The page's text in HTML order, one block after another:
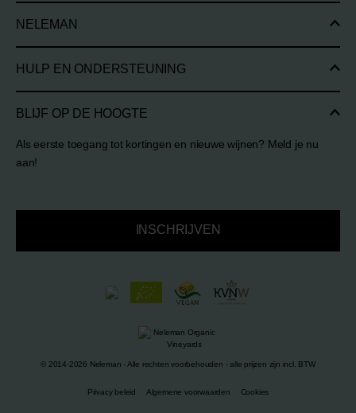
NELEMAN
HULP EN ONDERSTEUNING
BLIJF OP DE HOOGTE
Als eerste toegang tot kortingen en nieuwe wijnen? Meld je nu
aan!
INSCHRIJVEN
© 2014-2026 Neleman - Alle rechten voorbehouden - alle prijzen zijn incl. BTW
Privacy beleid Algemene voorwaarden Cookies